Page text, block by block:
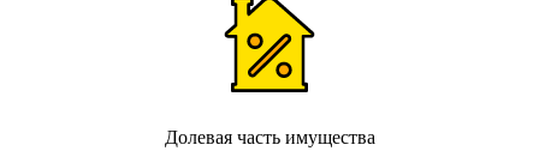
Долевая часть имущества